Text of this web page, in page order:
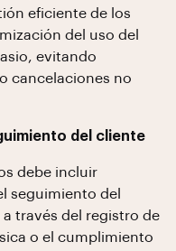
eficiente de los
del uso del
evitando
cancelaciones no
del cliente
debe incluir
seguimiento del
través del registro de
o el cumplimiento